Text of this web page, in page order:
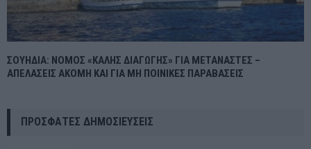
ΣΟΥΗΔΙΑ: ΝΟΜΟΣ «ΚΑΛΗΣ ΔΙΑΓΩΓΗΣ» ΓΙΑ ΜΕΤΑΝΑΣΤΕΣ –
ΑΠΕΛΑΣΕΙΣ ΑΚΟΜΗ ΚΑΙ ΓΙΑ ΜΗ ΠΟΙΝΙΚΕΣ ΠΑΡΑΒΑΣΕΙΣ
ΠΡΌΣΦΑΤΕΣ ΔΗΜΟΣΙΕΎΣΕΙΣ